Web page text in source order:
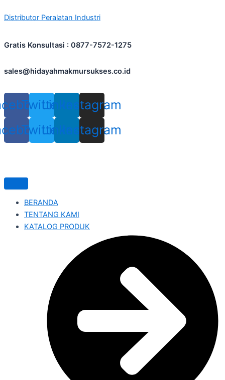
to
Distributor Peralatan Industri
Gratis Konsultasi : 0877-7572-1275
sales@hidayahmakmursukses.co.id
TwitterLinkedin
Instagram
TwitterLinkedin
Instagram
BERANDA
TENTANG KAMI
KATALOG PRODUK